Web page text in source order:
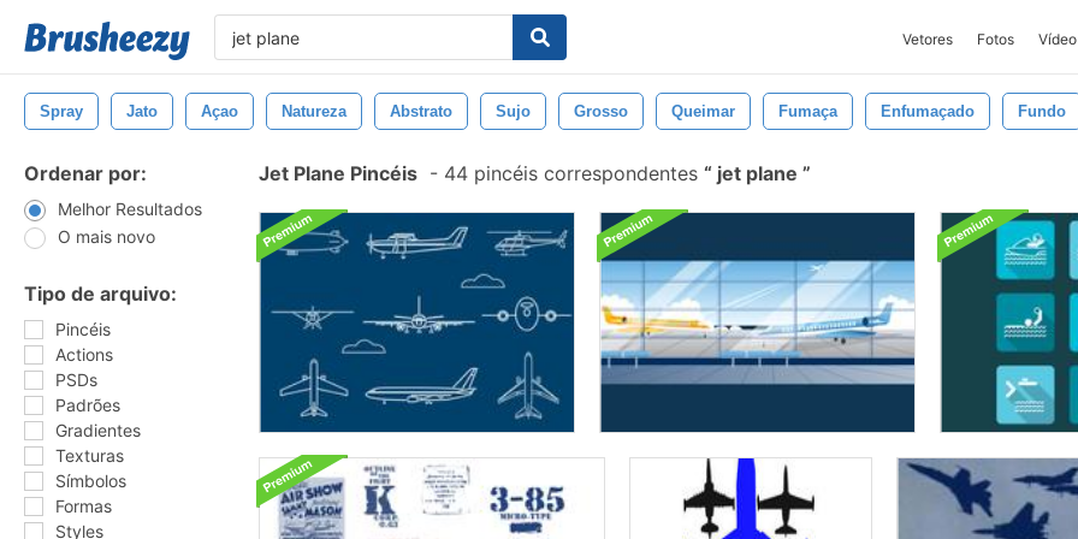
Vetores Fotos Vídeo
Spray Jato Açao Natureza Abstrato Sujo Grosso Queimar Fumaça Enfumaçado Fundo
Ordenar por:
Melhor Resultados
O mais novo
Tipo de arquivo:
Pincéis
Actions
PSDs
Padrões
Gradientes
Texturas
Símbolos
Formas
Styles
Jet Plane Pincéis - 44 pincéis correspondentes jet plane